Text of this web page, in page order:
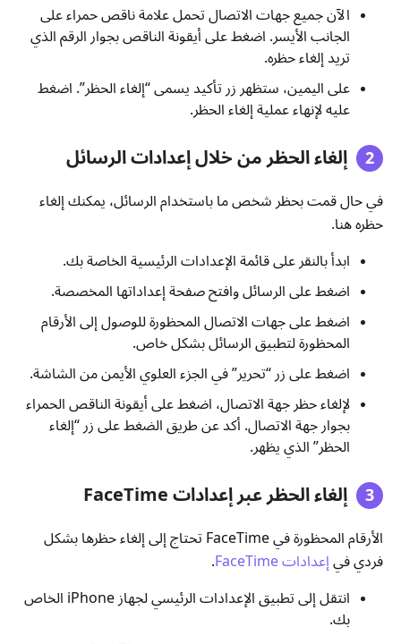
الآن جميع جهات الاتصال تحمل علامة ناقص حمراء على
الجانب الأيسر. اضغط على أيقونة الناقص بجوار الرقم الذي
تريد إلغاء حظره.
على اليمين، ستظهر زر تأكيد يسمى “إلغاء الحظر”. اضغط
عليه لإنهاء عملية إلغاء الحظر.
إلغاء الحظر من خلال إعدادات الرسائل
في حال قمت بحظر شخص ما باستخدام الرسائل، يمكنك إلغاء
حظره هنا.
ابدأ بالنقر على قائمة الإعدادات الرئيسية الخاصة بك.
اضغط على الرسائل وافتح صفحة إعداداتها المخصصة.
اضغط على جهات الاتصال المحظورة للوصول إلى الأرقام
المحظورة لتطبيق الرسائل بشكل خاص.
اضغط على زر “تحرير” في الجزء العلوي الأيمن من الشاشة.
لإلغاء حظر جهة الاتصال، اضغط على أيقونة الناقص الحمراء
بجوار جهة الاتصال. أكد عن طريق الضغط على زر “إلغاء
الحظر” الذي يظهر.
إلغاء الحظر عبر إعدادات FaceTime
الأرقام المحظورة في FaceTime تحتاج إلى إلغاء حظرها بشكل
فردي فيإعدادات FaceTime
.
انتقل إلى تطبيق الإعدادات الرئيسي لجهاز iPhone الخاص
بك.